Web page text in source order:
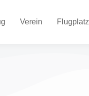
Verein Flugplatz